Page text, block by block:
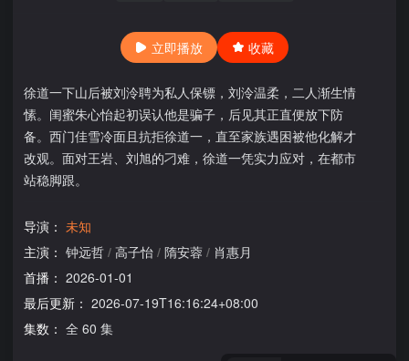
立即播放 收藏
徐道一下山后被刘泠聘为私人保镖，刘泠温柔，二人渐生情
愫。闺蜜朱心怡起初误认他是骗子，后见其正直便放下防
备。西门佳雪冷面且抗拒徐道一，直至家族遇困被他化解才
改观。面对王岩、刘旭的刁难，徐道一凭实力应对，在都市
站稳脚跟。
导演： 未知
主演： 钟远哲 / 高子怡 / 隋安蓉 / 肖惠月
首播： 2026-01-01
最后更新： 2026-07-19T16:16:24+08:00
集数： 全 60 集